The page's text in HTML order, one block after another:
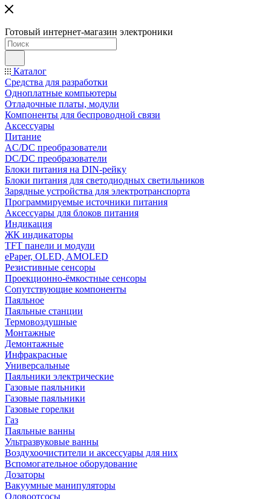
Готовый интернет-магазин электроники
Каталог
Средства для разработки
Одноплатные компьютеры
Отладочные платы, модули
Компоненты для беспроводной связи
Аксессуары
Питание
AC/DC преобразователи
DC/DC преобразователи
Блоки питания на DIN-рейку
Блоки питания для светодиодных светильников
Зарядные устройства для электротранспорта
Программируемые источники питания
Аксессуары для блоков питания
Индикация
ЖК индикаторы
TFT панели и модули
ePaper, OLED, AMOLED
Резистивные сенсоры
Проекционно-ёмкостные сенсоры
Сопутствующие компоненты
Паяльное
Паяльные станции
Термовоздушные
Монтажные
Демонтажные
Инфракрасные
Универсальные
Паяльники электрические
Газовые паяльники
Газовые паяльники
Газовые горелки
Газ
Паяльные ванны
Ультразвуковые ванны
Воздухоочистители и аксессуары для них
Вспомогательное оборудование
Дозаторы
Вакуумные манипуляторы
Оловоотсосы